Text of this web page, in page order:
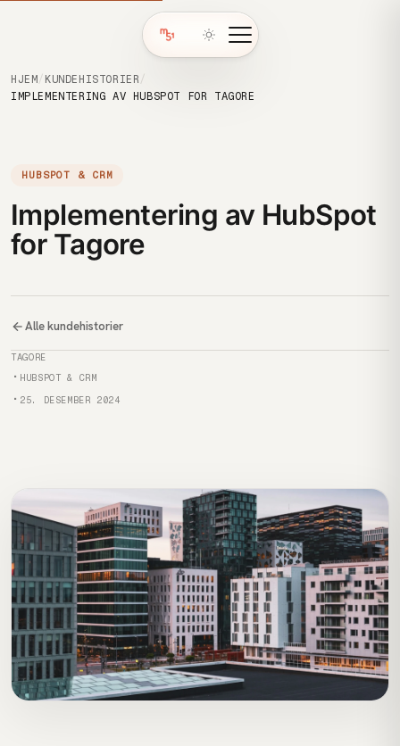
HJEM / KUNDEHISTORIER /
IMPLEMENTERING AV HUBSPOT FOR TAGORE
HUBSPOT & CRM
Implementering av HubSpot
for Tagore
Alle kundehistorier
Kunde
TAGORE
Kategori
HUBSPOT & CRM
Publisert
25. DESEMBER 2024